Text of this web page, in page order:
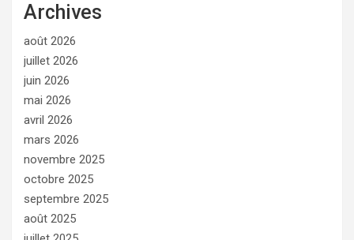
Archives
août 2026
juillet 2026
juin 2026
mai 2026
avril 2026
mars 2026
novembre 2025
octobre 2025
septembre 2025
août 2025